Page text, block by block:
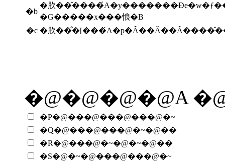
�b
�肷
�G�����x���悢�B
�c �肷
�@�@�@�@A
�P�@���@���@���@�~
�Q�@���@���@�~�@��
�R�@���@�~�@�~�@��
�S�@�~�@���@���@�~